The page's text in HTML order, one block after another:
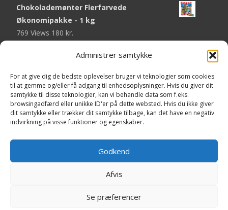
Administrer samtykke
For at give dig de bedste oplevelser bruger vi teknologier som cookies
til at gemme og/eller få adgang til enhedsoplysninger. Hvis du giver dit
samtykke til disse teknologier, kan vi behandle data som f.eks.
browsingadfærd eller unikke ID'er på dette websted. Hvis du ikke giver
dit samtykke eller trækker dit samtykke tilbage, kan det have en negativ
indvirkning på visse funktioner og egenskaber.
Godkend
Afvis
Se præferencer
Chokolademønter Flerfarvede
Økonomipakke - 1 kg
769 Views 180 kr.
Malaco Stjerner Lakrids - 92 gram
Pringles Hot & Spicy - 165 gram
745 Views40 kr.
Fini Krudttønder Tyggegummi
, Themei-craftby TemplatesNext.